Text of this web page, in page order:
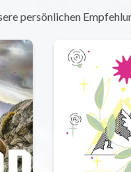
persönlichen